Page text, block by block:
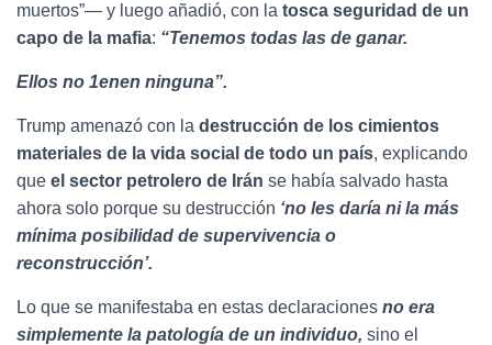
muertos”— y luego añadió, con la tosca seguridad de un
capo de la mafia: “Tenemos todas las de ganar.
Ellos no 1enen ninguna”.
Trump amenazó con la destrucción de los cimientos
materiales de la vida social de todo un país, explicando
que el sector petrolero de Irán se había salvado hasta
ahora solo porque su destrucción ‘no les daría ni la más
mínima posibilidad de supervivencia o
reconstrucción’.
Lo que se manifestaba en estas declaraciones no era
simplemente la patología de un individuo, sino el